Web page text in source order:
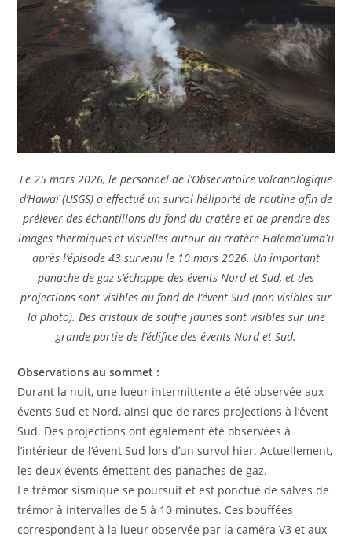
Le 25 mars 2026, le personnel de l’Observatoire volcanologique
d’Hawaï (USGS) a effectué un survol héliporté de routine afin de
prélever des échantillons du fond du cratère et de prendre des
images thermiques et visuelles autour du cratère Halemaʻumaʻu
après l’épisode 43 survenu le 10 mars 2026. Un important
panache de gaz s’échappe des évents Nord et Sud, et des
projections sont visibles au fond de l’évent Sud (non visibles sur
la photo). Des cristaux de soufre jaunes sont visibles sur une
grande partie de l’édifice des évents Nord et Sud.
Observations au sommet :
Durant la nuit, une lueur intermittente a été observée aux
évents Sud et Nord, ainsi que de rares projections à l’évent
Sud. Des projections ont également été observées à
l’intérieur de l’évent Sud lors d’un survol hier. Actuellement,
les deux évents émettent des panaches de gaz.
Le trémor sismique se poursuit et est ponctué de salves de
trémor à intervalles de 5 à 10 minutes. Ces bouffées
correspondent à la lueur observée par la caméra V3 et aux